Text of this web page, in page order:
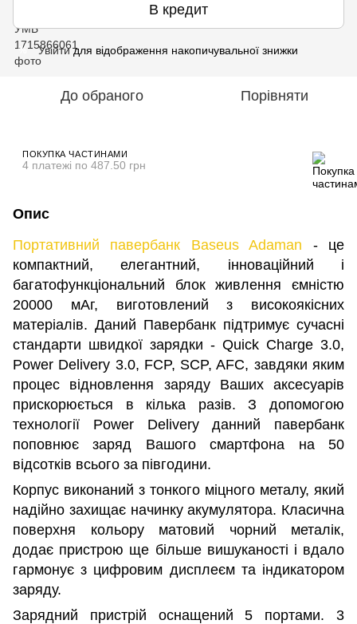
В кредит
% Увійтидля відображення накопичувальної знижки
До обраного Порівняти
ПОКУПКА ЧАСТИНАМИ
4 платежі по 487.50 грн
Опис
Портативний павербанк Baseus Adaman - це
компактний, елегантний, інноваційний і
багатофункціональний блок живлення ємністю
20000 мАг, виготовлений з високоякісних
матеріалів. Даний Павербанк підтримує сучасні
стандарти швидкої зарядки - Quick Charge 3.0,
Power Delivery 3.0, FCP, SCP, AFC, завдяки яким
процес відновлення заряду Ваших аксесуарів
прискорюється в кілька разів. З допомогою
технології Power Delivery данний павербанк
поповнює заряд Вашого смартфона на 50
відсотків всього за півгодини.
Корпус виконаний з тонкого міцного металу, який
надійно захищає начинку акумулятора. Класична
поверхня кольору матовий чорний металік,
додає пристрою ще більше вишуканості і вдало
гармонує з цифровим дисплеєм та індикатором
заряду.
Зарядний пристрій оснащений 5 портами. 3